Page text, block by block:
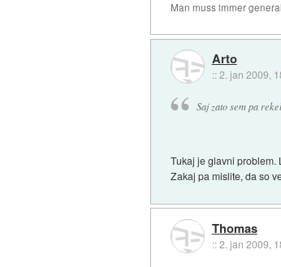
Man muss immer
Arto
::2. jan 2009,
Saj zato sem pa rekel
Tukaj je glavni problem.
Zakaj pa mislite, da so
Thomas
::2. jan 2009,